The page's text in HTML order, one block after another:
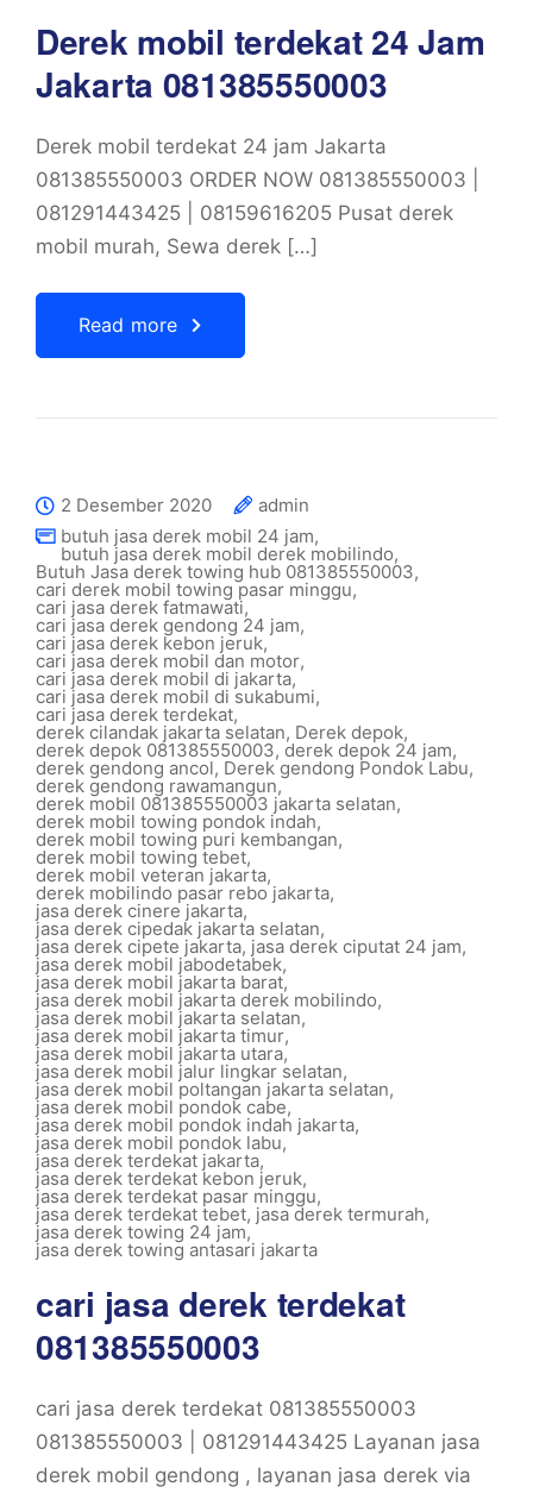
Derek mobil terdekat 24 Jam
Jakarta 081385550003
Derek mobil terdekat 24 jam Jakarta
081385550003 ORDER NOW 081385550003 |
081291443425 | 08159616205 Pusat derek
mobil murah, Sewa derek […]
Read more
2 Desember 2020
admin
butuh jasa derek mobil 24 jam,
butuh jasa derek mobil derek mobilindo,
Butuh Jasa derek towing hub 081385550003,
cari derek mobil towing pasar minggu,
cari jasa derek fatmawati,
cari jasa derek gendong 24 jam,
cari jasa derek kebon jeruk,
cari jasa derek mobil dan motor,
cari jasa derek mobil di jakarta,
cari jasa derek mobil di sukabumi,
cari jasa derek terdekat,
derek cilandak jakarta selatan, Derek depok,
derek depok 081385550003, derek depok 24 jam,
derek gendong ancol, Derek gendong Pondok Labu,
derek gendong rawamangun,
derek mobil 081385550003 jakarta selatan,
derek mobil towing pondok indah,
derek mobil towing puri kembangan,
derek mobil towing tebet,
derek mobil veteran jakarta,
derek mobilindo pasar rebo jakarta,
jasa derek cinere jakarta,
jasa derek cipedak jakarta selatan,
jasa derek cipete jakarta, jasa derek ciputat 24 jam,
jasa derek mobil jabodetabek,
jasa derek mobil jakarta barat,
jasa derek mobil jakarta derek mobilindo,
jasa derek mobil jakarta selatan,
jasa derek mobil jakarta timur,
jasa derek mobil jakarta utara,
jasa derek mobil jalur lingkar selatan,
jasa derek mobil poltangan jakarta selatan,
jasa derek mobil pondok cabe,
jasa derek mobil pondok indah jakarta,
jasa derek mobil pondok labu,
jasa derek terdekat jakarta,
jasa derek terdekat kebon jeruk,
jasa derek terdekat pasar minggu,
jasa derek terdekat tebet, jasa derek termurah,
jasa derek towing 24 jam,
jasa derek towing antasari jakarta
cari jasa derek terdekat
081385550003
cari jasa derek terdekat 081385550003
081385550003 | 081291443425 Layanan jasa
derek mobil gendong , layanan jasa derek via